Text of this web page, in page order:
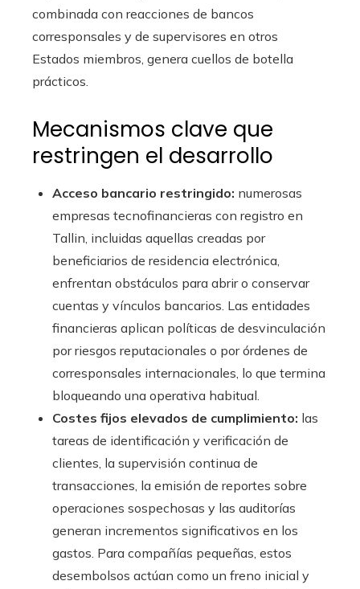
combinada con reacciones de bancos
corresponsales y de supervisores en otros
Estados miembros, genera cuellos de botella
prácticos.
Mecanismos clave que
restringen el desarrollo
Acceso bancario restringido: numerosas
empresas tecnofinancieras con registro en
Tallin, incluidas aquellas creadas por
beneficiarios de residencia electrónica,
enfrentan obstáculos para abrir o conservar
cuentas y vínculos bancarios. Las entidades
financieras aplican políticas de desvinculación
por riesgos reputacionales o por órdenes de
corresponsales internacionales, lo que termina
bloqueando una operativa habitual.
Costes fijos elevados de cumplimiento: las
tareas de identificación y verificación de
clientes, la supervisión continua de
transacciones, la emisión de reportes sobre
operaciones sospechosas y las auditorías
generan incrementos significativos en los
gastos. Para compañías pequeñas, estos
desembolsos actúan como un freno inicial y